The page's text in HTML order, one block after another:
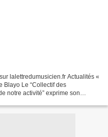
lalettredumusicien.fr Actualités «
Blayo Le “Collectif des
notre activité” exprime son